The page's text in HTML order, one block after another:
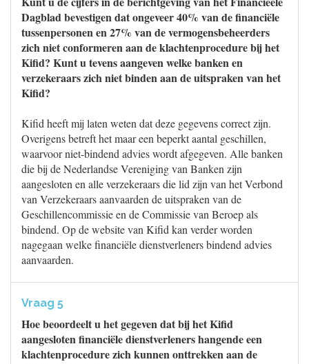
Dagblad bevestigen dat ongeveer 40% van de financiële
tussenpersonen en 27% van de vermogensbeheerders
zich niet conformeren aan de klachtenprocedure bij het
Kifid? Kunt u tevens aangeven welke banken en
verzekeraars zich niet binden aan de uitspraken van het
Kifid?
Kifid heeft mij laten weten dat deze gegevens correct zijn.
Overigens betreft het maar een beperkt aantal geschillen,
waarvoor niet-bindend advies wordt afgegeven. Alle banken
die bij de Nederlandse Vereniging van Banken zijn
aangesloten en alle verzekeraars die lid zijn van het Verbond
van Verzekeraars aanvaarden de uitspraken van de
Geschillencommissie en de Commissie van Beroep als
bindend. Op de website van Kifid kan verder worden
nagegaan welke financiële dienstverleners bindend advies
aanvaarden.
Vraag 5
Hoe beoordeelt u het gegeven dat bij het Kifid
aangesloten financiële dienstverleners hangende een
klachtenprocedure zich kunnen onttrekken aan de